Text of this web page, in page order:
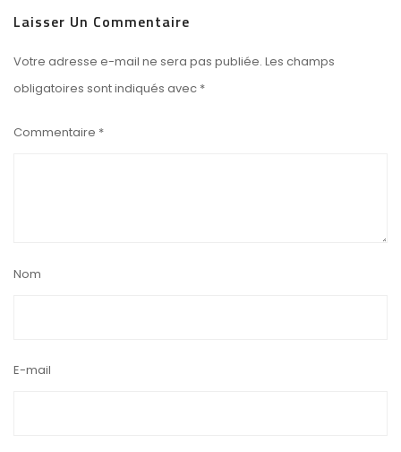
Laisser Un Commentaire
Votre adresse e-mail ne sera pas publiée. Les champs
obligatoires sont indiqués avec *
Commentaire *
Nom
E-mail